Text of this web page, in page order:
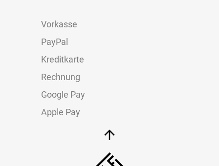
Vorkasse
PayPal
Kreditkarte
Rechnung
Google Pay
Apple Pay